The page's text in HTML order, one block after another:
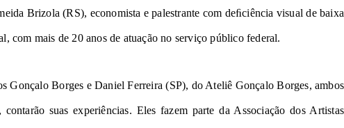
Brizola (RS), economista e palestrante com deﬁciência visual de baixa
com mais de 20 anos de atuação no serviço público federal.
Gonçalo Borges e Daniel Ferreira (SP), do Ateliê Gonçalo Borges, ambos